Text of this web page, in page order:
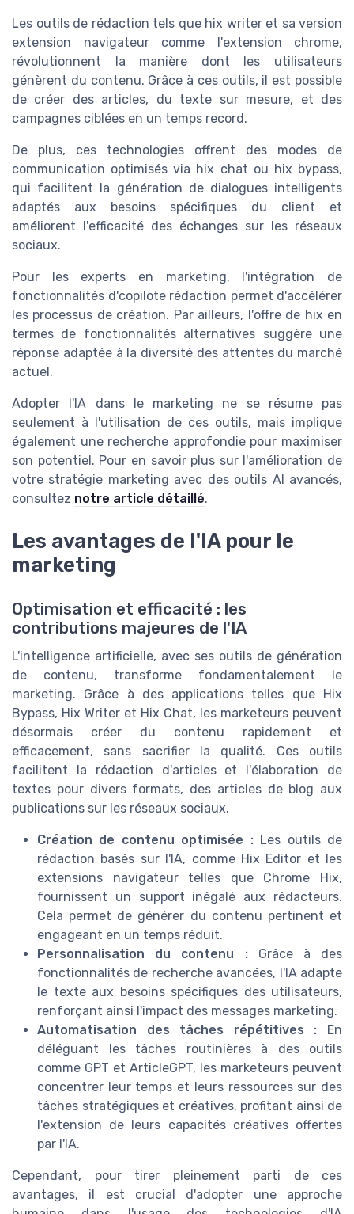
Les outils de rédaction tels que hix writeret sa version
extension navigateurcomme l'extension chrome,
révolutionnent la manière dont les utilisateurs
génèrent du contenu. Grâce à ces outils, il est possible
de créer des articles, du texte sur mesure, et des
campagnes ciblées en un temps record.
De plus, ces technologies offrent des modes de
communication optimisés via hix chat ou hix bypass,
qui facilitent la génération de dialogues intelligents
adaptés aux besoins spécifiques du client et
améliorent l'efficacité des échanges sur les réseaux
sociaux.
Pour les experts en marketing, l'intégration de
fonctionnalités d'copilote rédaction permet d'accélérer
les processus de création. Par ailleurs, l'offre de hix en
termes de fonctionnalités alternatives suggère une
réponse adaptée à la diversité des attentes du marché
actuel.
Adopter l'IA dans le marketing ne se résume pas
seulement à l'utilisation de ces outils, mais implique
également une recherche approfondie pour maximiser
son potentiel. Pour en savoir plus sur l'amélioration de
votre stratégie marketing avec des outils AI avancés,
consultez notre article détaillé.
Les avantages de l'IA pour le
marketing
Optimisation et efficacité : les
contributions majeures de l'IA
L'intelligence artificielle, avec ses outils de génération
de contenu, transforme fondamentalement le
marketing. Grâce à des applications telles que Hix
Bypass, Hix Writer et Hix Chat, les marketeurs peuvent
désormais créer du contenu rapidement et
efficacement, sans sacrifier la qualité. Ces outils
facilitent la rédaction d'articles et l'élaboration de
textes pour divers formats, des articles de blog aux
publications sur les réseaux sociaux.
Création de contenu optimisée :Les outils de
rédaction basés sur l'IA, comme Hix Editor et les
extensions navigateur telles que Chrome Hix,
fournissent un support inégalé aux rédacteurs.
Cela permet de générer du contenu pertinent et
engageant en un temps réduit.
Personnalisation du contenu :Grâce à des
fonctionnalités de recherche avancées, l'IA adapte
le texte aux besoins spécifiques des utilisateurs,
renforçant ainsi l'impact des messages marketing.
Automatisation des tâches répétitives : En
déléguant les tâches routinières à des outils
comme GPT et ArticleGPT, les marketeurs peuvent
concentrer leur temps et leurs ressources sur des
tâches stratégiques et créatives, profitant ainsi de
l'extension de leurs capacités créatives offertes
par l'IA.
Cependant, pour tirer pleinement parti de ces
avantages, il est crucial d'adopter une approche